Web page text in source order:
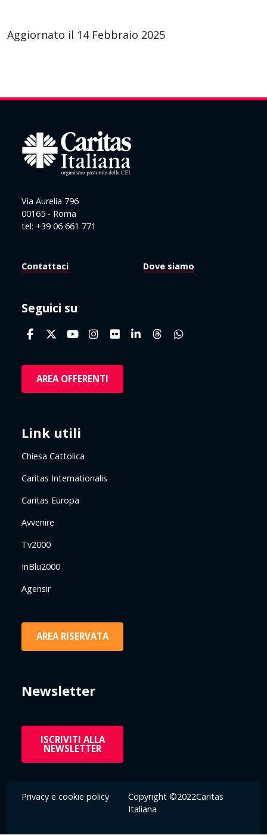
Aggiornato il 14 Febbraio 2025
Via Aurelia 796
00165 - Roma
tel: +39 06 661 771
Contattaci Dove siamo
Seguici su
AREA OFFERENTI
Link utili
Chiesa Cattolica
Caritas Internationalis
Caritas Europa
Avvenire
Tv2000
InBlu2000
Agensir
AREA RISERVATA
Newsletter
ISCRIVITI ALLA
NEWSLETTER
Privacy e cookie policy
Copyright ©2022Caritas
Italiana